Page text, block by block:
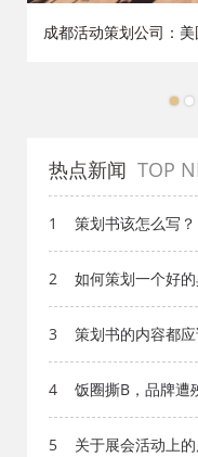
成都活动策划公司：
5 6
热点新闻 TOP
1 策划书该怎么写？
2 如何策划一个好的
3 策划书的内容都
4 饭圈撕B，品牌遭
5 关于展会活动上